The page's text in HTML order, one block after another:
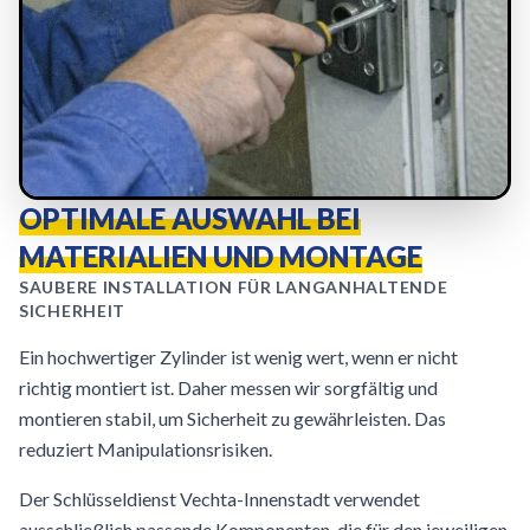
OPTIMALE AUSWAHL BEI
MATERIALIEN UND MONTAGE
SAUBERE INSTALLATION FÜR LANGANHALTENDE
SICHERHEIT
Ein hochwertiger Zylinder ist wenig wert, wenn er nicht
richtig montiert ist. Daher messen wir sorgfältig und
montieren stabil, um Sicherheit zu gewährleisten. Das
reduziert Manipulationsrisiken.
Der Schlüsseldienst Vechta-Innenstadt verwendet